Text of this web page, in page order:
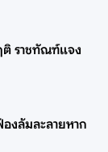
ติ ราชทัณฑ์แจง
งล้มละลายหาก